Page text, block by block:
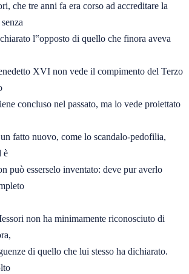
che tre anni fa era corso ad accreditare la
l‟opposto di quello che finora aveva
XVI non vede il compimento del Terzo
concluso nel passato, ma lo vede proiettato
fatto nuovo, come lo scandalo-pedofilia,
è
può esserselo inventato: deve pur averlo
non ha minimamente riconosciuto di
di quello che lui stesso ha dichiarato.